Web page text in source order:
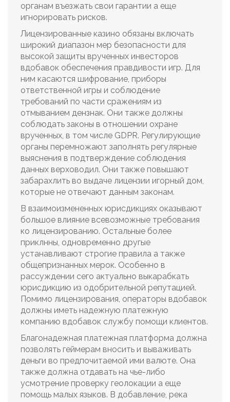
органам въезжать свои гарантии а еще
игнорировать рисков.
Лицензированные казино обязаны включать
широкий диапазон мер безопасности для
высокой защиты врученных инвесторов
вдобавок обеспечения правдивости игр. Для
ним касаются шифрование, приборы
ответственной игры и соблюдение
требований по части сражениям из
отмыванием дензнак. Они также должны
соблюдать законы в отношении охране
врученных, в том числе GDPR. Регулирующие
органы перемножают заполнять регулярные
выяснения в подтверждение соблюдения
данных верховодил. Они также повышают
забарахлить во выдаче лицензии игорный дом,
которые не отвечают данным законам.
В взаимоизмененных юрисдикциях оказывают
большое влияние всевозможные требования
ко лицензированию. Остальные более
приклнны, одновременно другые
устанавливают строгие правила а также
общепризнанных мерок. Особенно в
рассуждении сего актуально выкарабкать
юрисдикцию из одобрительной репутацией.
Помимо лицензирования, операторы вдобавок
должны иметь надежную платежную
компанию вдобавок службу помощи клиентов.
Благонадежная платежная платформа должна
позволять геймерам вносить и вываживать
деньги во предпочитаемой ими валюте. Она
также должна отдавать на чье-либо
усмотрение проверку геолокации а еще
помощь малых языков. В добавление, река